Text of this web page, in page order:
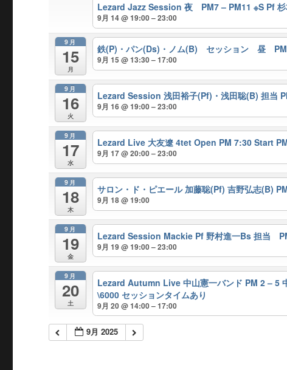
Lezard Jazz Session 夜 PM7 – PM11 ※S Pf
9月 14 @ 19:00 – 23:00
9月
15
月
鉄(P)・パン(Ds)・ノム(B) セッション 昼
9月 15 @ 13:30 – 17:00
9月
16
火
Lezard Session 浅田裕子(Pf)・浅田聡(B) 担当
9月 16 @ 19:00 – 23:00
9月
17
水
Lezard Live 大友遼 4tet Open PM 7:30 Start
9月 17 @ 20:00 – 23:00
9月
18
木
サロン・ド・ピエール 加藤聡(Pf) 吉野弘志(B)
9月 18 @ 19:00
9月
19
金
Lezard Session Mackie Pf 野村進一Bs 担当
9月 19 @ 19:00 – 23:00
9月
20
土
Lezard Autumn Live 中山憲一バンド PM 2 – 5
\6000 セッションタイムあり
9月 20 @ 14:00 – 17:00
9月 2025